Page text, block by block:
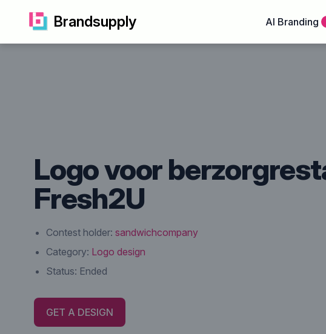
Brandsupply AI Branding
Logo voor
Fresh2U
Contest holder: sandwichcompany
Category: Logo design
Status: Ended
GET A DESIGN